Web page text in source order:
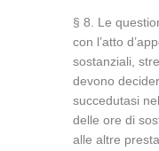
§ 8. Le
con l’atto
sostanziali,
devono
succedutasi
delle ore di
alle altre